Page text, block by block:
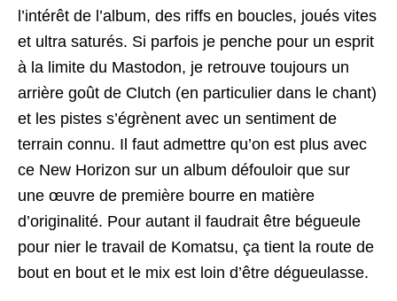
l’intérêt de l’album, des riffs en boucles, joués vites
et ultra saturés. Si parfois je penche pour un esprit
à la limite du Mastodon, je retrouve toujours un
arrière goût de Clutch (en particulier dans le chant)
et les pistes s’égrènent avec un sentiment de
terrain connu. Il faut admettre qu’on est plus avec
ce New Horizon sur un album défouloir que sur
une œuvre de première bourre en matière
d’originalité. Pour autant il faudrait être bégueule
pour nier le travail de Komatsu, ça tient la route de
bout en bout et le mix est loin d’être dégueulasse.